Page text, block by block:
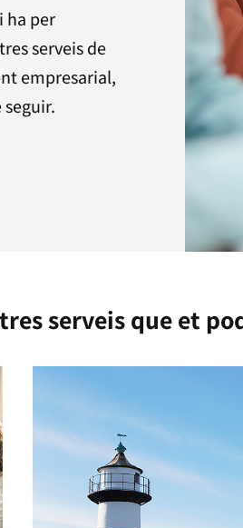
ha per
serveis de
empresarial,
seguir.
serveis que et